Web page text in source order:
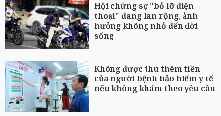
Hội chứng sợ "bỏ lỡ điện
thoại" đang lan rộng, ảnh
hưởng không nhỏ đến đời
sống
Không được thu thêm tiền
của người bệnh bảo hiểm y tế
nếu không khám theo yêu cầu